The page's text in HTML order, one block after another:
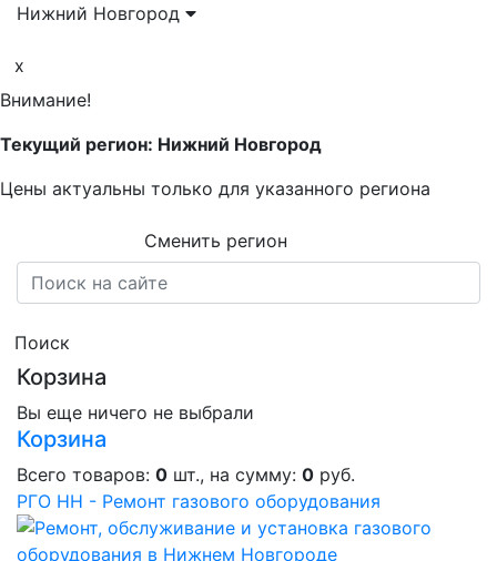
Нижний Новгород
x
Внимание!
Текущий регион: Нижний Новгород
Цены актуальны только для указанного региона
Сменить регион
Поиск
Корзина
Вы еще ничего не выбрали
Корзина
Всего товаров: 0 шт., на сумму: 0 руб.
РГО НН - Ремонт газового оборудования